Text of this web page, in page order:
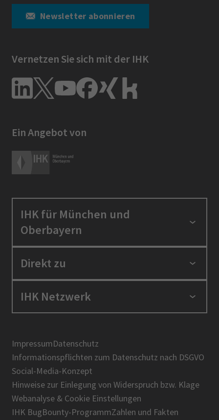
Newsletter abonnieren
Vernetzen Sie sich mit der IHK
Ein Angebot von
IHK für München und
Oberbayern
Standortpolitik
Berufszugang
Über uns
Direkt zu
Positionen
Presse
IHK-Magazin
IHK Netzwerk
BIHK
DIHK
AHK
IHK-Standortportal Bayern
ImpressumDatenschutz
Informationspflichten zum Datenschutz nach DSGVO
Social-Media-Konzept
Hinweise zur Einlegung von Widerspruch bzw. Klage
Webanalyse & Cookie Einstellungen
IHK BugBounty-ProgrammZahlen und Fakten